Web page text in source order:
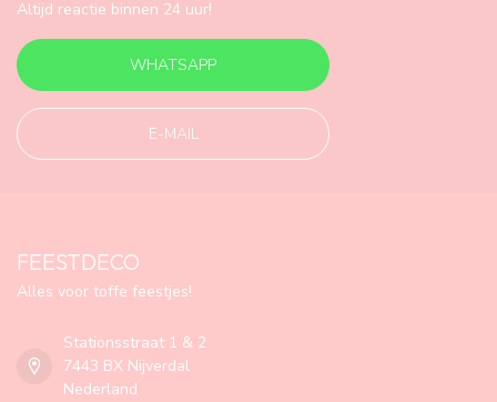
Altijd reactie binnen 24 uur!
WHATSAPP
E-MAIL
FEESTDECO
Alles voor toffe feestjes!
Stationsstraat 1 & 2
7443 BX Nijverdal
Nederland